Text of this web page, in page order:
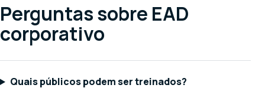
Perguntas sobre EAD
corporativo
Quais públicos podem ser treinados?